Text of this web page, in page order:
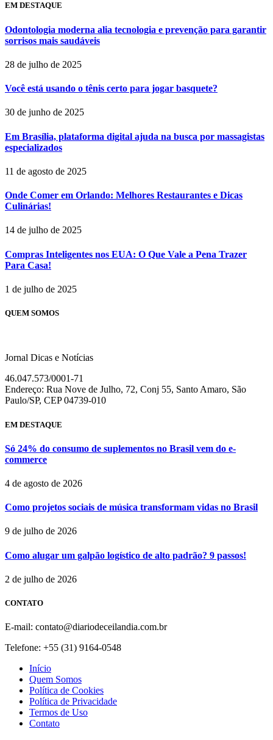
EM DESTAQUE
Odontologia moderna alia tecnologia e prevenção para garantir
sorrisos mais saudáveis
28 de julho de 2025
Você está usando o tênis certo para jogar basquete?
30 de junho de 2025
Em Brasília, plataforma digital ajuda na busca por massagistas
especializados
11 de agosto de 2025
Onde Comer em Orlando: Melhores Restaurantes e Dicas
Culinárias!
14 de julho de 2025
Compras Inteligentes nos EUA: O Que Vale a Pena Trazer
Para Casa!
1 de julho de 2025
QUEM SOMOS
Jornal Dicas e Notícias
46.047.573/0001-71
Endereço: Rua Nove de Julho, 72, Conj 55, Santo Amaro, São
Paulo/SP, CEP 04739-010
EM DESTAQUE
Só 24% do consumo de suplementos no Brasil vem do e-
commerce
4 de agosto de 2026
Como projetos sociais de música transformam vidas no Brasil
9 de julho de 2026
Como alugar um galpão logístico de alto padrão? 9 passos!
2 de julho de 2026
CONTATO
E-mail: contato@diariodeceilandia.com.br
Telefone: +55 (31) 9164-0548
Início
Quem Somos
Política de Cookies
Política de Privacidade
Termos de Uso
Contato